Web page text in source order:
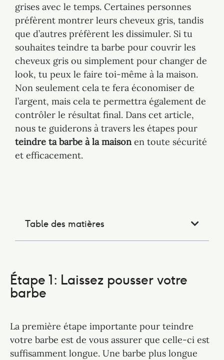
grises avec le temps. Certaines personnes
préfèrent montrer leurs cheveux gris, tandis
que d’autres préfèrent les dissimuler. Si tu
souhaites teindre ta barbe pour couvrir les
cheveux gris ou simplement pour changer de
look, tu peux le faire toi-même à la maison.
Non seulement cela te fera économiser de
l’argent, mais cela te permettra également de
contrôler le résultat final. Dans cet article,
nous te guiderons à travers les étapes pour
teindre ta barbe à la maisonen toute sécurité
et efficacement.
Table des matières
Étape 1: Laissez pousser votre
barbe
La première étape importante pour teindre
votre barbe est de vous assurer que celle-ci est
suffisamment longue. Une barbe plus longue